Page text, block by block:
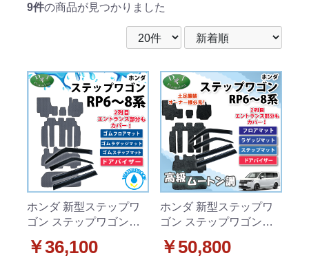
9件の商品が見つかりました
ホンダ 新型ステップワ
ゴン ステップワゴンス
RP8系 防水 ゴムフロア
￥36,100
ホンダ 新型ステップワ
ゴン ステップワゴンス
RP8系 フロア & ラゲッ
￥50,800